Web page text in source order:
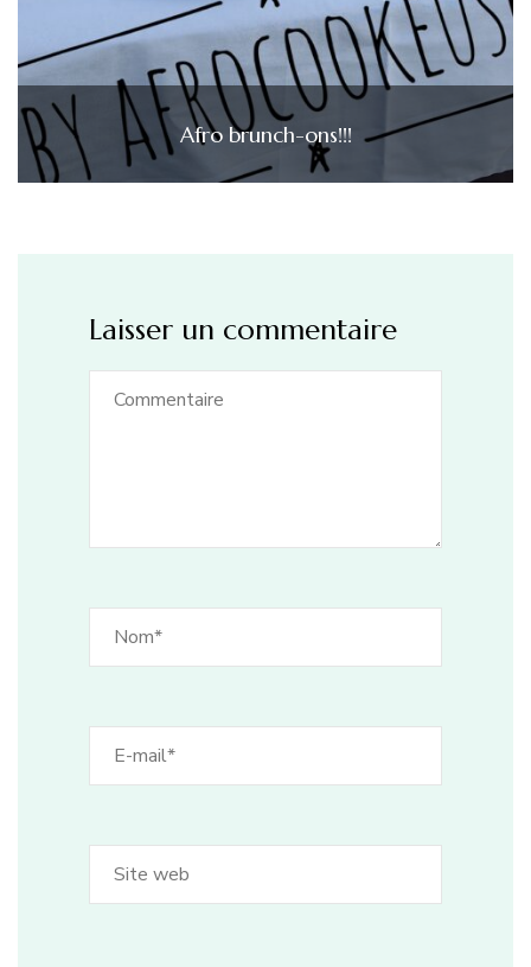
Afro brunch-ons!!!
Laisser un commentaire